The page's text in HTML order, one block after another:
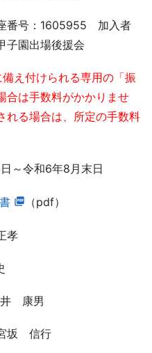
番号：1605955 加入者
園出場後援会
え付けられる専用の「振
合は手数料がかかりませ
れる場合は、所定の手数料
～令和6年8月末日
（pdf）
孝
康男
坂 信行